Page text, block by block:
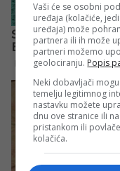
Vaši će se osobni
uređaja (kolačiće,
uređaja) može
partnera ili ih može
partneri možemo
geolociranju. Popis
Neki dobavljači
temelju legitimnog
nastavku možete
dnu ove stranice ili
pristankom ili
kolačića.